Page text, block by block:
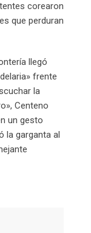
corearon
que perduran
llegó
frente
la
Centeno
un gesto
la garganta al